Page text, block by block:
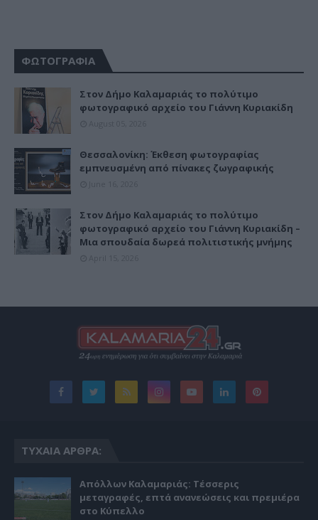
ΦΩΤΟΓΡΑΦΙΑ
Στον Δήμο Καλαμαριάς το πολύτιμο
φωτογραφικό αρχείο του Γιάννη Κυριακίδη
Θεσσαλονίκη: Έκθεση φωτογραφίας
εμπνευσμένη από πίνακες ζωγραφικής
Στον Δήμο Καλαμαριάς το πολύτιμο
φωτογραφικό αρχείο του Γιάννη Κυριακίδη –
Μια σπουδαία δωρεά πολιτιστικής μνήμης
ΤΥΧΑΊΑ ΆΡΘΡΑ:
Απόλλων Καλαμαριάς: Τέσσερις
μεταγραφές, επτά ανανεώσεις και πρεμιέρα
στο Κύπελλο